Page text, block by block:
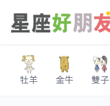
牡羊 金牛 雙子